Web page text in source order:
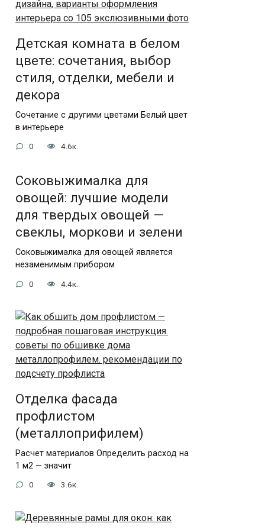
Детская комната в белом
цвете: сочетания, выбор
стиля, отделки, мебели и
декора
Сочетание с другими цветами Белый цвет
в интерьере
0 4.6к.
Соковыжималка для
овощей: лучшие модели
для твердых овощей —
свеклы, моркови и зелени
Соковыжималка для овощей является
незаменимым прибором
0 4.4к.
Отделка фасада
профлистом
(металлоприфилем)
Расчет материалов Определить расход на
1 м2 — значит
0 3.6к.